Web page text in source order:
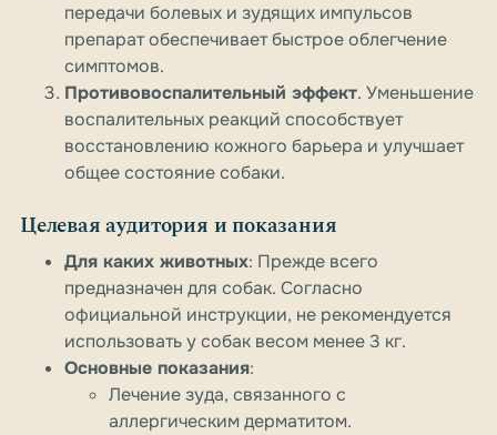
передачи болевых и зудящих импульсов
препарат обеспечивает быстрое облегчение
симптомов.
Противовоспалительный эффект. Уменьшение
воспалительных реакций способствует
восстановлению кожного барьера и улучшает
общее состояние собаки.
Целевая аудитория и показания
Для каких животных: Прежде всего
предназначен для собак. Согласно
официальной инструкции, не рекомендуется
использовать у собак весом менее 3 кг.
Основные показания:
Лечение зуда, связанного с
аллергическим дерматитом.